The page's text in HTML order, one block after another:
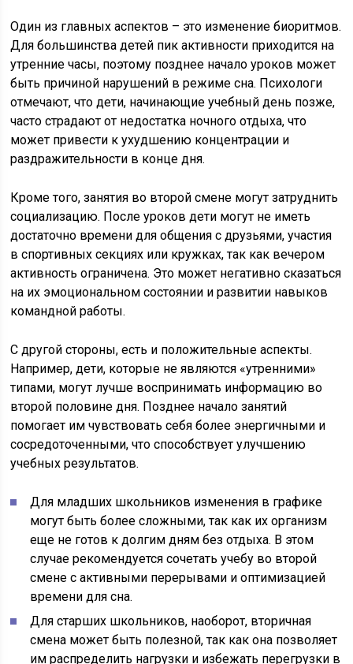
Один из главных аспектов – это изменение биоритмов.
Для большинства детей пик активности приходится на
утренние часы, поэтому позднее начало уроков может
быть причиной нарушений в режиме сна. Психологи
отмечают, что дети, начинающие учебный день позже,
часто страдают от недостатка ночного отдыха, что
может привести к ухудшению концентрации и
раздражительности в конце дня.
Кроме того, занятия во второй смене могут затруднить
социализацию. После уроков дети могут не иметь
достаточно времени для общения с друзьями, участия
в спортивных секциях или кружках, так как вечером
активность ограничена. Это может негативно сказаться
на их эмоциональном состоянии и развитии навыков
командной работы.
С другой стороны, есть и положительные аспекты.
Например, дети, которые не являются «утренними»
типами, могут лучше воспринимать информацию во
второй половине дня. Позднее начало занятий
помогает им чувствовать себя более энергичными и
сосредоточенными, что способствует улучшению
учебных результатов.
Для младших школьников изменения в графике
могут быть более сложными, так как их организм
еще не готов к долгим дням без отдыха. В этом
случае рекомендуется сочетать учебу во второй
смене с активными перерывами и оптимизацией
времени для сна.
Для старших школьников, наоборот, вторичная
смена может быть полезной, так как она позволяет
им распределить нагрузки и избежать перегрузки в